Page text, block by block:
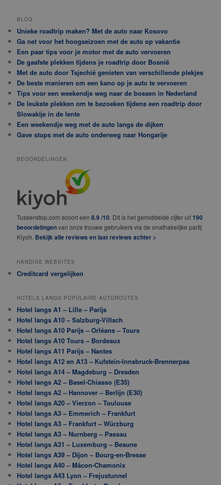
BLOG
Unieke roadtrip maken? Met de auto naar Kosovo
Ga net voor het hoogseizoen met de auto op vakantie
Een paar tips voor je motor met de auto vervoeren
De gaafste plekken tijdens je roadtrip door Bosnië
Met de auto door Tsjechië genieten van verschillende plekjes
De beste manieren om een kano op je auto te vervoeren
Tips voor een weekendje weg naar de bossen in Nederland
De leukste plekken om te bezoeken tijdens een roadtrip door
Slowakije in de lente
Een weekendje weg met de auto langs de dijken
Gave stops met de auto onderweg naar Hongarije
BEOORDELINGEN
Tussenstop.com scoort een8.9 /10 . Dit is het gemiddelde cijfer uit 190
beoordelingenvan onze trouwe gebruikers via de onafhakelijke partij
Kiyoh. Bekijk alle reviews en laat reviews achter >
HANDIGE WEBSITES
Creditcard vergelijken
HOTELS LANGS POPULAIRE AUTOROUTES
Hotel langs A1 – Lille – Parijs
Hotel langs A10 – Salzburg-Villach
Hotel langs A10 Parijs – Orléans – Tours
Hotel langs A10 Tours – Bordeaux
Hotel langs A11 Parijs – Nantes
Hotel langs A12 en A13 – Kufstein-Innsbruck-Brennerpas
Hotel langs A14 – Magdeburg – Dresden
Hotel langs A2 – Basel-Chiasso (E35)
Hotel langs A2 – Hannover – Berlijn (E30)
Hotel langs A20 – Vierzon – Toulouse
Hotel langs A3 – Emmerich – Frankfurt
Hotel langs A3 – Frankfurt – Würzburg
Hotel langs A3 – Nurnberg – Passau
Hotel langs A31 – Luxemburg – Beaune
Hotel langs A39 – Dijon – Bourg-en-Bresse
Hotel langs A40 – Mâcon-Chamonix
Hotel langs A43 Lyon – Frejustunnel